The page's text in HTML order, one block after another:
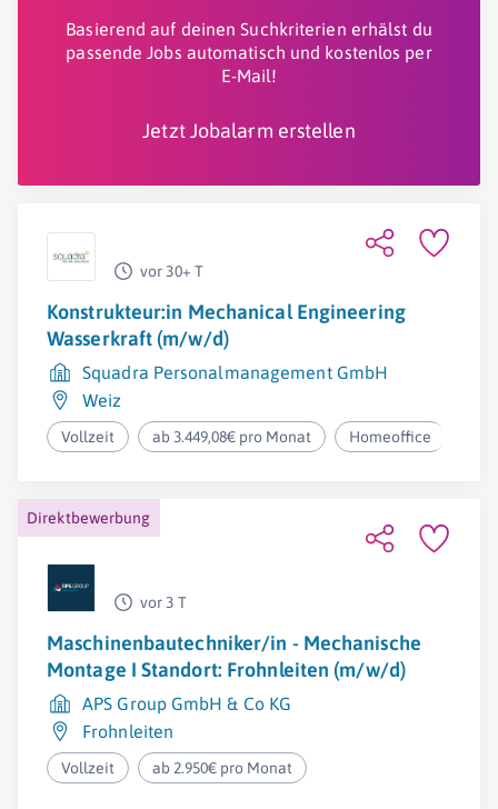
Basierend auf deinen Suchkriterien erhälst du
passende Jobs automatisch und kostenlos per
E-Mail!
Jetzt Jobalarm erstellen
vor 30+ T
Konstrukteur:in Mechanical Engineering
Wasserkraft (m/w/d)
Squadra Personalmanagement GmbH
Weiz
Vollzeit ab 3.449,08€ pro Monat Homeoffice
Direktbewerbung
vor 3 T
Maschinenbautechniker/in - Mechanische
Montage I Standort: Frohnleiten (m/w/d)
APS Group GmbH & Co KG
Frohnleiten
Vollzeit ab 2.950€ pro Monat